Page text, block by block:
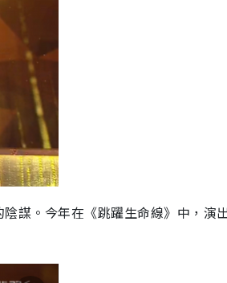
謀。今年在《跳躍生命線》中，演